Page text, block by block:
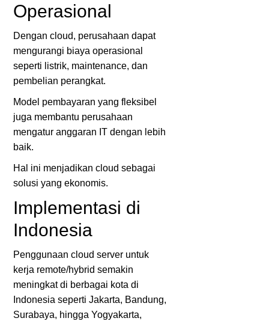
Operasional
Dengan cloud, perusahaan dapat
mengurangi biaya operasional
seperti listrik, maintenance, dan
pembelian perangkat.
Model pembayaran yang fleksibel
juga membantu perusahaan
mengatur anggaran IT dengan lebih
baik.
Hal ini menjadikan cloud sebagai
solusi yang ekonomis.
Implementasi di
Indonesia
Penggunaan cloud server untuk
kerja remote/hybrid semakin
meningkat di berbagai kota di
Indonesia sepertiJakarta, Bandung,
Surabaya, hinggaYogyakarta,